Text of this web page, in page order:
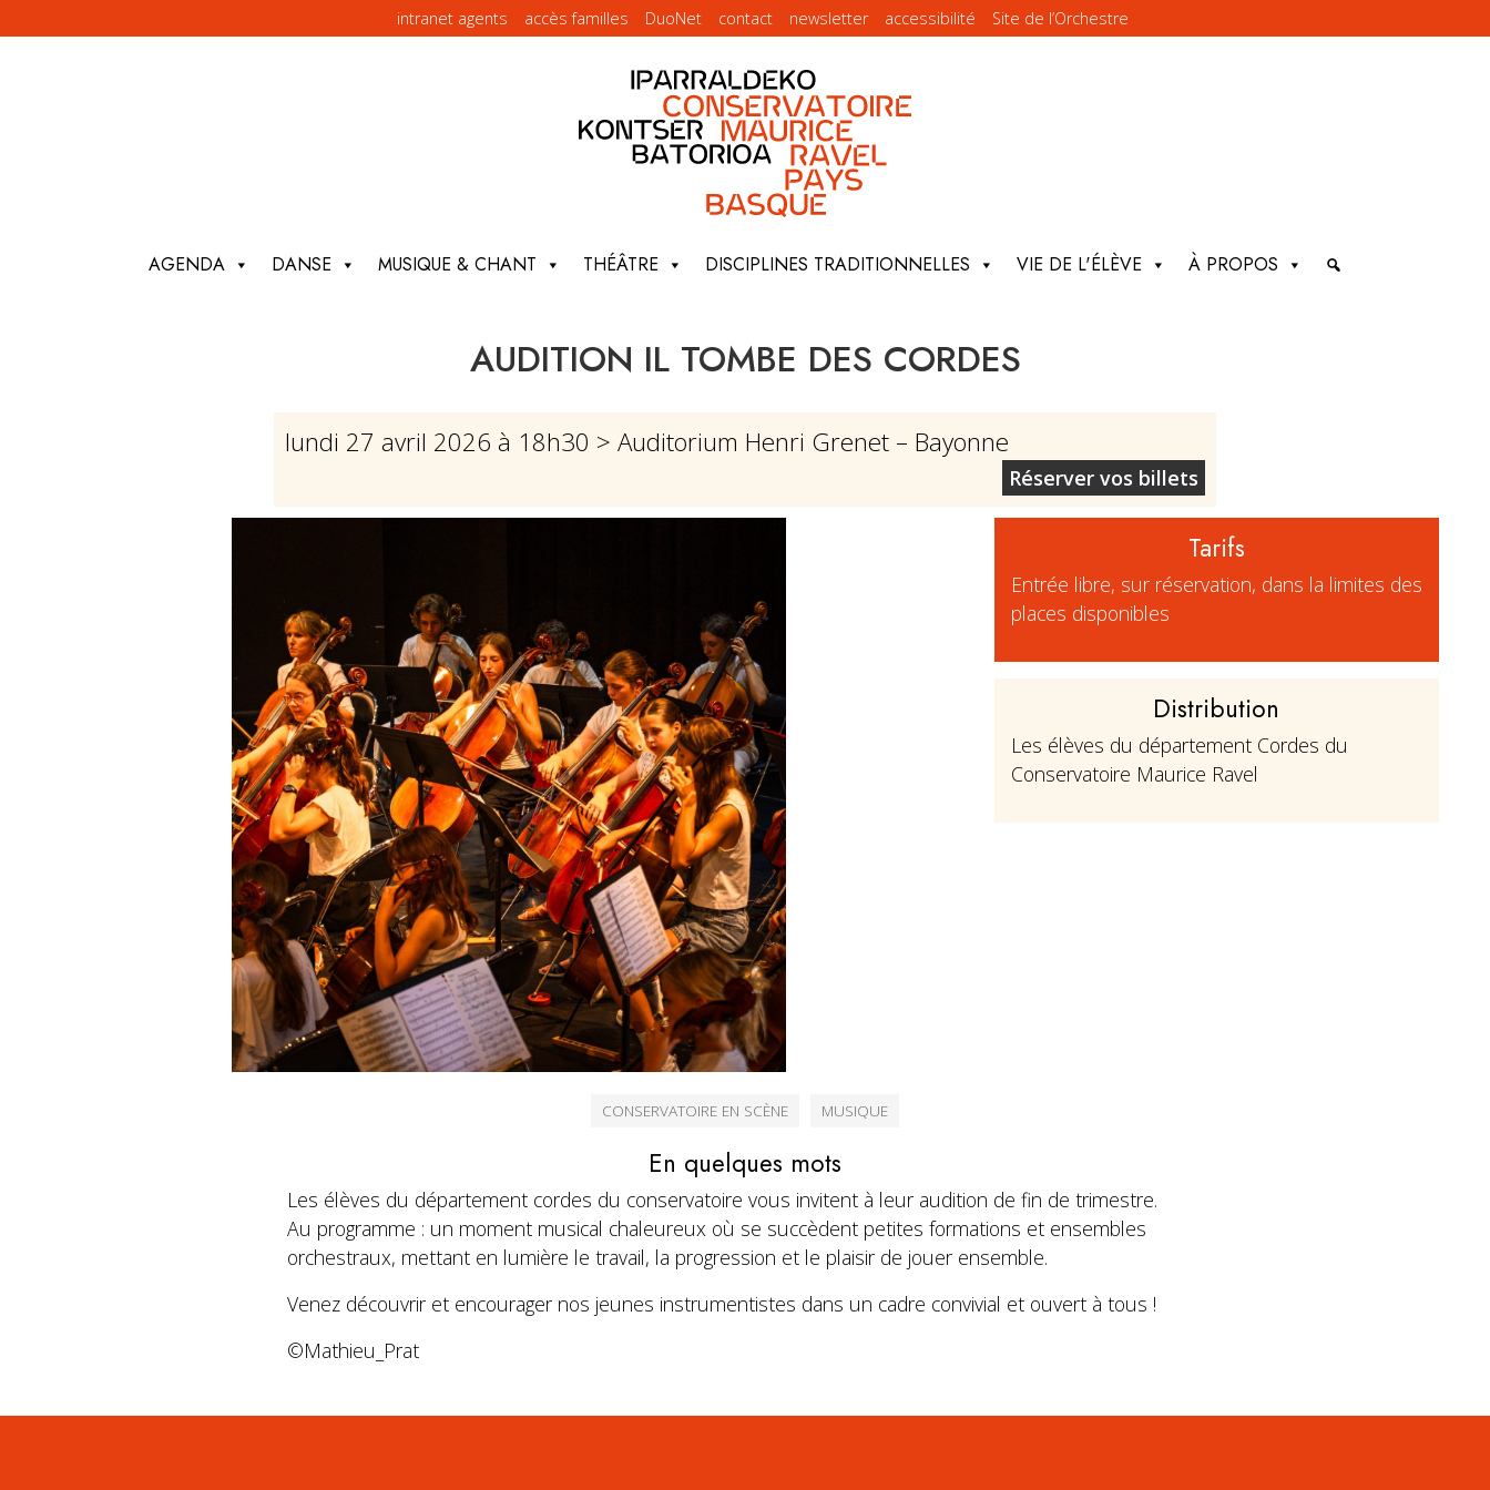
intranet agents accès familles DuoNet contact newsletter accessibilité Site de l’Orchestre
AGENDA DANSE MUSIQUE & CHANT THÉÂTRE DISCIPLINES TRADITIONNELLES VIE DE L'ÉLÈVE À PROPOS
AUDITION IL TOMBE DES CORDES
lundi 27 avril 2026 à 18h30 > Auditorium Henri Grenet – Bayonne
Réserver vos billets
Tarifs
Entrée libre, sur réservation, dans la limites des
places disponibles
Distribution
Les élèves du département Cordes du
Conservatoire Maurice Ravel
CONSERVATOIRE EN SCÈNE MUSIQUE
En quelques mots
Les élèves du département cordes du conservatoire vous invitent à leur audition de fin de trimestre.
Au programme : un moment musical chaleureux où se succèdent petites formations et ensembles
orchestraux, mettant en lumière le travail, la progression et le plaisir de jouer ensemble.
Venez découvrir et encourager nos jeunes instrumentistes dans un cadre convivial et ouvert à tous !
©Mathieu_Prat